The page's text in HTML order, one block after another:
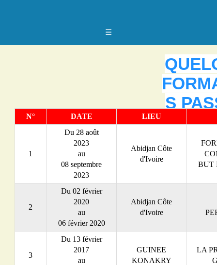
☰
S
N° DATE LIEU
1
Du 28 août
2023
au
08 septembre
2023
Abidjan Côte
d'Ivoire
BUT
2
Du 02 février
2020
au
06 février 2020
Abidjan Côte
d'Ivoire
3
Du 13 février
2017
au
GUINEE
KONAKRY
LA